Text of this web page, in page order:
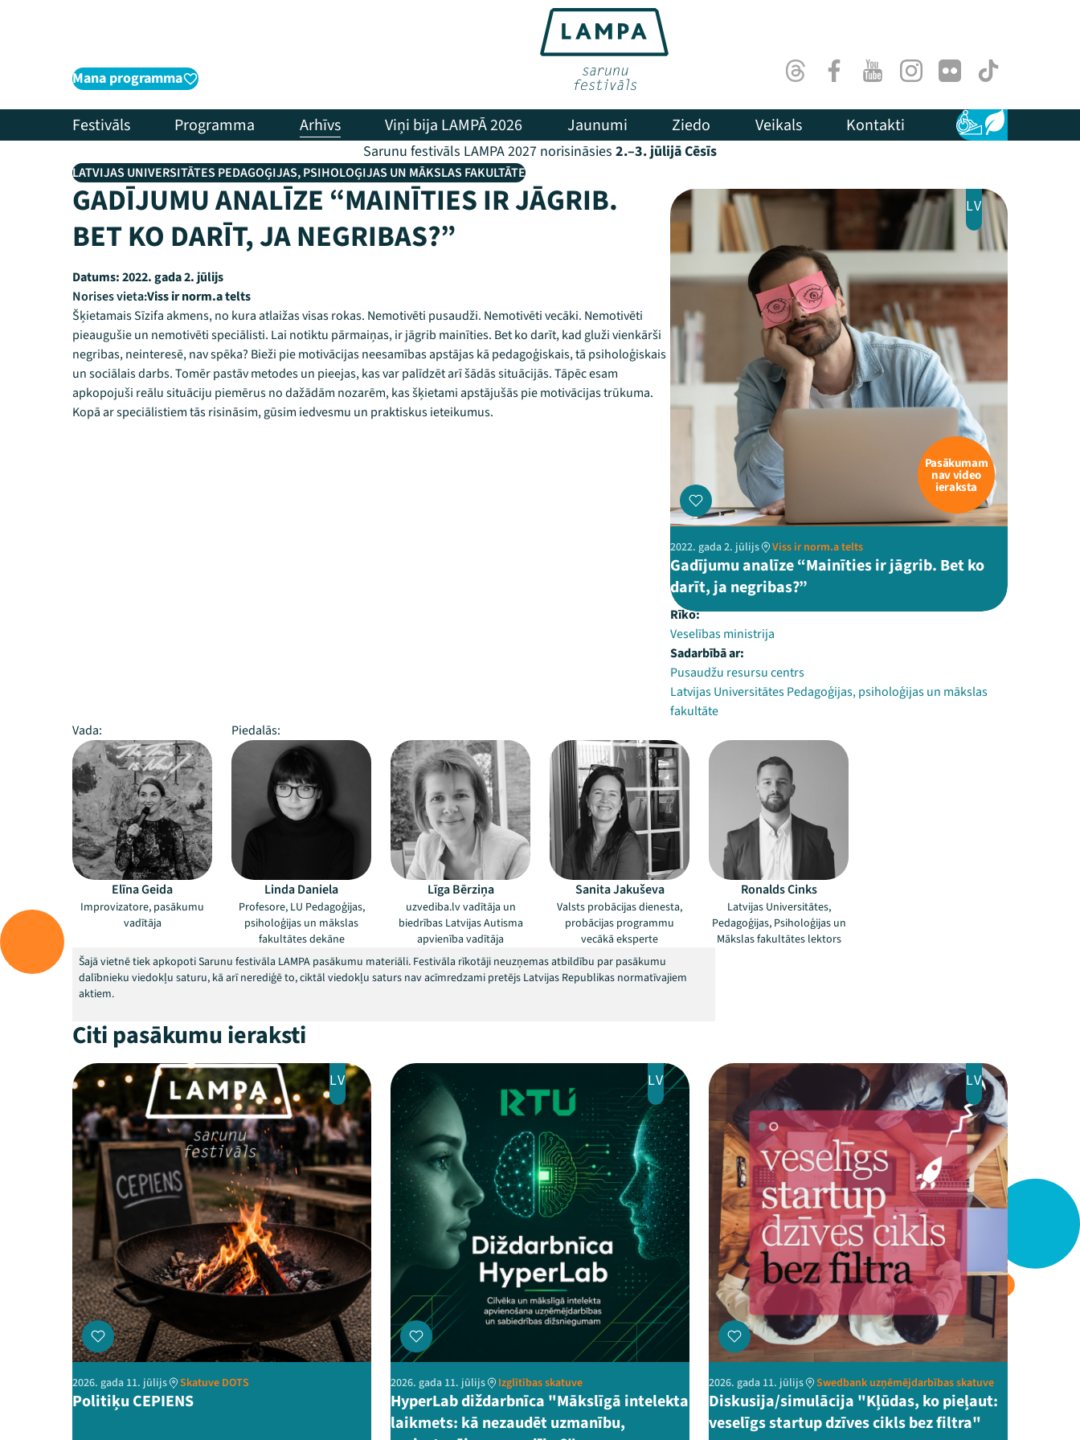
Mana programma ThreadsFacebookYoutubeInstagram
Flick TikTok
Festivāls Programma Arhīvs Viņi bija LAMPĀ 2026 Jaunumi Ziedo Veikals Kontakti Pieejamība
Ilgtspēja
Sarunu festivāls LAMPA 2027 norisināsies 2.–3. jūlijā Cēsīs
LATVIJAS UNIVERSITĀTES PEDAGOĢIJAS, PSIHOLOĢIJAS UN MĀKSLAS FAKULTĀTE
GADĪJUMU ANALĪZE “MAINĪTIES IR JĀGRIB.
BET KO DARĪT, JA NEGRIBAS?”
Datums:2022. gada 2. jūlijs
Norises vieta:Viss ir norm.a telts
Šķietamais Sīzifa akmens, no kura atlaižas visas rokas. Nemotivēti pusaudži. Nemotivēti vecāki. Nemotivēti
pieaugušie un nemotivēti speciālisti. Lai notiktu pārmaiņas, ir jāgrib mainīties. Bet ko darīt, kad gluži vienkārši
negribas, neinteresē, nav spēka? Bieži pie motivācijas neesamības apstājas kā pedagoģiskais, tā psiholoģiskais
un sociālais darbs. Tomēr pastāv metodes un pieejas, kas var palīdzēt arī šādās situācijās. Tāpēc esam
apkopojuši reālu situāciju piemērus no dažādām nozarēm, kas šķietami apstājušās pie motivācijas trūkuma.
Kopā ar speciālistiem tās risināsim, gūsim iedvesmu un praktiskus ieteikumus.
LV
Pasākumam
nav video
ieraksta
2022. gada 2. jūlijs Viss ir norm.a telts
Gadījumu analīze “Mainīties ir jāgrib. Bet ko
darīt, ja negribas?”
Rīko:
Veselības ministrija
Sadarbībā ar:
Pusaudžu resursu centrs
Latvijas Universitātes Pedagoģijas, psiholoģijas un mākslas
fakultāte
Vada:
Piedalās:
Elīna Geida
Improvizatore, pasākumu
vadītāja
Linda Daniela
Profesore, LU Pedagoģijas,
psiholoģijas un mākslas
fakultātes dekāne
Līga Bērziņa
uzvediba.lv vadītāja un
biedrības Latvijas Autisma
apvienība vadītāja
Sanita Jakuševa
Valsts probācijas dienesta,
probācijas programmu
vecākā eksperte
Ronalds Cinks
Latvijas Universitātes,
Pedagoģijas, Psiholoģijas un
Mākslas fakultātes lektors
Šajā vietnē tiek apkopoti Sarunu festivāla LAMPA pasākumu materiāli. Festivāla rīkotāji neuzņemas atbildību par pasākumu
dalībnieku viedokļu saturu, kā arī nerediģē to, ciktāl viedokļu saturs nav acīmredzami pretējs Latvijas Republikas normatīvajiem
aktiem.
Citi pasākumu ieraksti
LV
2026. gada 11. jūlijs Skatuve DOTS
Politiķu CEPIENS
LV
2026. gada 11. jūlijs Izglītības skatuve
HyperLab diždarbnīca "Mākslīgā intelekta
laikmets: kā nezaudēt uzmanību,
LV
2026. gada 11. jūlijs Swedbank uzņēmējdarbības skatuve
Diskusija/simulācija "Kļūdas, ko pieļaut:
veselīgs startup dzīves cikls bez filtra"